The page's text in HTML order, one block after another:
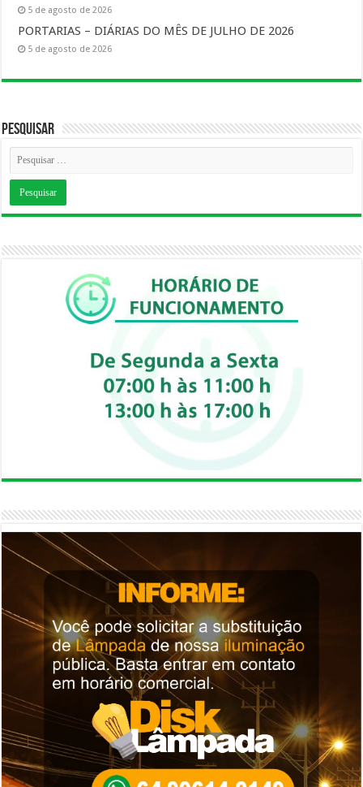
5 de agosto de 2026
PORTARIAS – DIÁRIAS DO MÊS DE JULHO DE 2026
5 de agosto de 2026
Pesquisar